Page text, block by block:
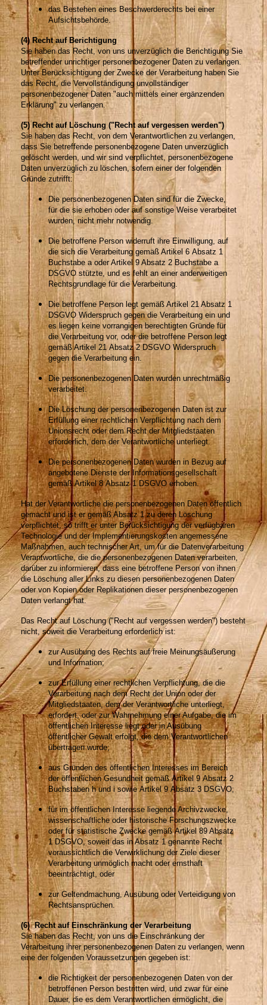
das Bestehen eines Beschwerderechts bei einer
Aufsichtsbehörde.
(4) Recht auf Berichtigung
Sie haben das Recht, von uns unverzüglich die Berichtigung Sie
betreffender unrichtiger personenbezogener Daten zu verlangen.
Unter Berücksichtigung der Zwecke der Verarbeitung haben Sie
das Recht, die Vervollständigung unvollständiger
personenbezogener Daten "auch mittels einer ergänzenden
Erklärung" zu verlangen.
(5) Recht auf Löschung ("Recht auf vergessen werden")
Sie haben das Recht, von dem Verantwortlichen zu verlangen,
dass Sie betreffende personenbezogene Daten unverzüglich
gelöscht werden, und wir sind verpflichtet, personenbezogene
Daten unverzüglich zu löschen, sofern einer der folgenden
Gründe zutrifft:
Die personenbezogenen Daten sind für die Zwecke,
für die sie erhoben oder auf sonstige Weise verarbeitet
wurden, nicht mehr notwendig.
Die betroffene Person widerruft ihre Einwilligung, auf
die sich die Verarbeitung gemäß Artikel 6 Absatz 1
Buchstabe a oder Artikel 9 Absatz 2 Buchstabe a
DSGVO stützte, und es fehlt an einer anderweitigen
Rechtsgrundlage für die Verarbeitung.
Die betroffene Person legt gemäß Artikel 21 Absatz 1
DSGVO Widerspruch gegen die Verarbeitung ein und
es liegen keine vorrangigen berechtigten Gründe für
die Verarbeitung vor, oder die betroffene Person legt
gemäß Artikel 21 Absatz 2 DSGVO Widerspruch
gegen die Verarbeitung ein.
Die personenbezogenen Daten wurden unrechtmäßig
verarbeitet.
Die Löschung der personenbezogenen Daten ist zur
Erfüllung einer rechtlichen Verpflichtung nach dem
Unionsrecht oder dem Recht der Mitgliedstaaten
erforderlich, dem der Verantwortliche unterliegt.
Die personenbezogenen Daten wurden in Bezug auf
angebotene Dienste der Informationsgesellschaft
gemäß Artikel 8 Absatz 1 DSGVO erhoben.
Hat der Verantwortliche die personenbezogenen Daten öffentlich
gemacht und ist er gemäß Absatz 1 zu deren Löschung
verpflichtet, so trifft er unter Berücksichtigung der verfügbaren
Technologie und der Implementierungskosten angemessene
Maßnahmen, auch technischer Art, um für die Datenverarbeitung
Verantwortliche, die die personenbezogenen Daten verarbeiten,
darüber zu informieren, dass eine betroffene Person von ihnen
die Löschung aller Links zu diesen personenbezogenen Daten
oder von Kopien oder Replikationen dieser personenbezogenen
Daten verlangt hat.
Das Recht auf Löschung ("Recht auf vergessen werden") besteht
nicht, soweit die Verarbeitung erforderlich ist:
zur Ausübung des Rechts auf freie Meinungsäußerung
und Information;
zur Erfüllung einer rechtlichen Verpflichtung, die die
Verarbeitung nach dem Recht der Union oder der
Mitgliedstaaten, dem der Verantwortliche unterliegt,
erfordert, oder zur Wahrnehmung einer Aufgabe, die im
öffentlichen Interesse liegt oder in Ausübung
öffentlicher Gewalt erfolgt, die dem Verantwortlichen
übertragen wurde;
aus Gründen des öffentlichen Interesses im Bereich
der öffentlichen Gesundheit gemäß Artikel 9 Absatz 2
Buchstaben h und i sowie Artikel 9 Absatz 3 DSGVO;
für im öffentlichen Interesse liegende Archivzwecke,
wissenschaftliche oder historische Forschungszwecke
oder für statistische Zwecke gemäß Artikel 89 Absatz
1 DSGVO, soweit das in Absatz 1 genannte Recht
voraussichtlich die Verwirklichung der Ziele dieser
Verarbeitung unmöglich macht oder ernsthaft
beeinträchtigt, oder
zur Geltendmachung, Ausübung oder Verteidigung von
Rechtsansprüchen.
(6) Recht auf Einschränkung der Verarbeitung
Sie haben das Recht, von uns die Einschränkung der
Verarbeitung ihrer personenbezogenen Daten zu verlangen, wenn
eine der folgenden Voraussetzungen gegeben ist:
die Richtigkeit der personenbezogenen Daten von der
betroffenen Person bestritten wird, und zwar für eine
Dauer, die es dem Verantwortlichen ermöglicht, die